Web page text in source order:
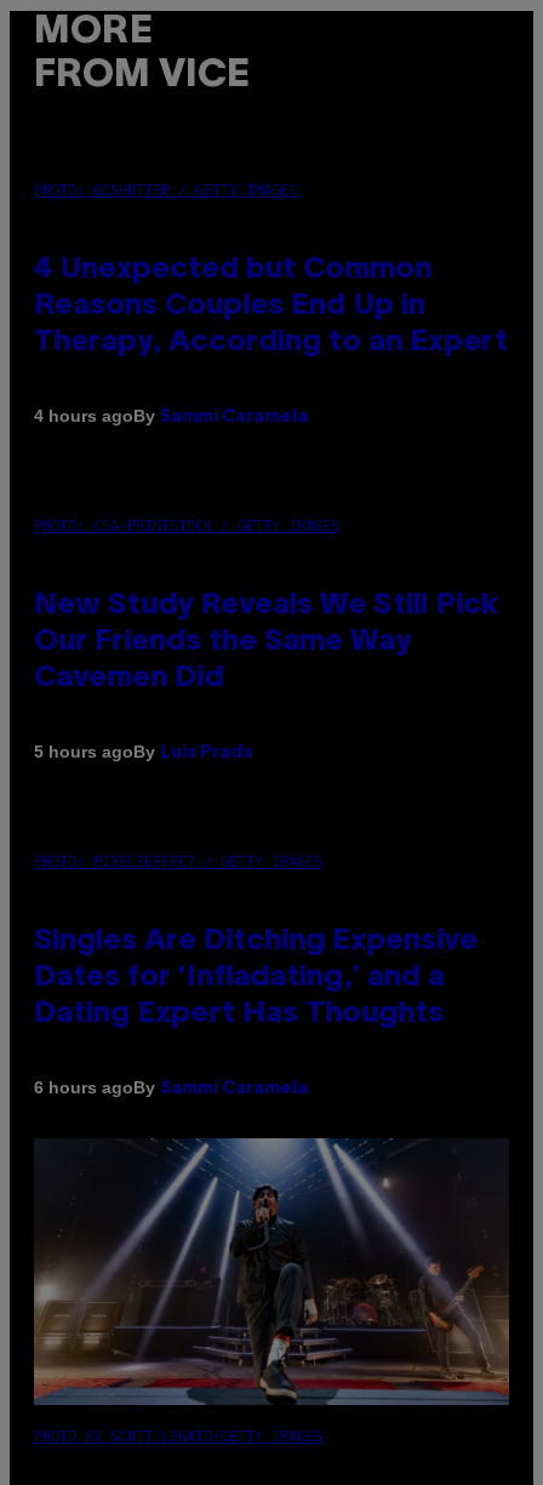
MORE
FROM VICE
PHOTO: GCSHUTTER / GETTY IMAGES
4 Unexpected but Common
Reasons Couples End Up in
Therapy, According to an Expert
4 hours agoBy Sammi Caramela
PHOTO: CSA-PRINTSTOCK / GETTY IMAGES
New Study Reveals We Still Pick
Our Friends the Same Way
Cavemen Did
5 hours agoBy Luis Prada
PHOTO: PIXELSEFFECT / GETTY IMAGES
Singles Are Ditching Expensive
Dates for ‘Infladating,’ and a
Dating Expert Has Thoughts
6 hours agoBy Sammi Caramela
PHOTO BY SCOTT LEGATO/GETTY IMAGES